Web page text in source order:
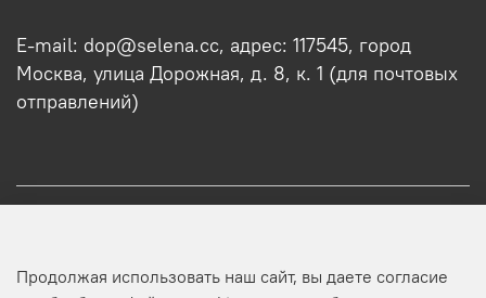
Оптовикам
E-mail: dop@selena.cc, адрес: 117545, город
Москва, улица Дорожная, д. 8, к. 1 (для почтовых
отправлений)
Продолжая использовать наш сайт, вы даете согласие